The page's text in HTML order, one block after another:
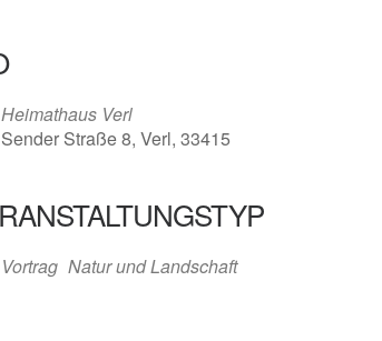
Heimathaus Verl
Sender Straße 8, Verl, 33415
Vortrag Natur und Landschaft